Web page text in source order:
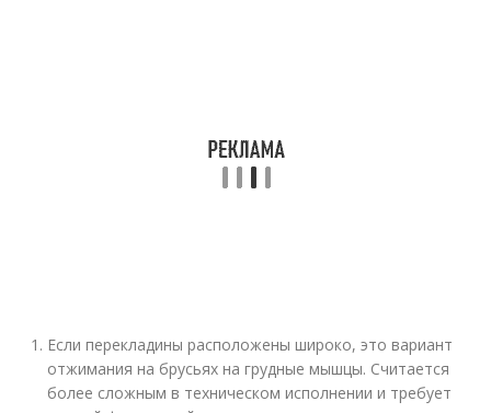
Если перекладины расположены широко, это вариант
отжимания на брусьях на грудные мышцы. Считается
более сложным в техническом исполнении и требует